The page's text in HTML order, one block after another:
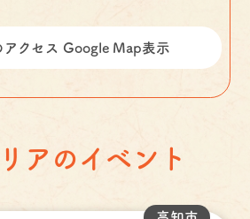
アクセス Google Map表示
アのイベント